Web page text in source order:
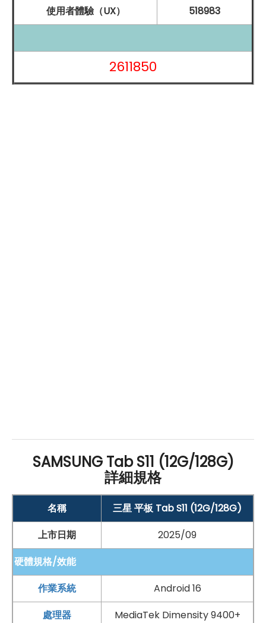
喜愛自拍的使用者，或需要經常進行視訊會議的族群。無
更完整自然。這不僅提升了日常溝通的便利性，也為遠距
上班、線上課程提供更清晰的影像體驗。整體來說，
使用者體驗（UX）
518983
2611850
SAMSUNG Tab S11 (12G/128G)
詳細規格
名稱
三星 平板 Tab S11 (12G/128G)
上市日期
2025/09
硬體規格/效能
作業系統
Android 16
處理器
MediaTek Dimensity 9400+